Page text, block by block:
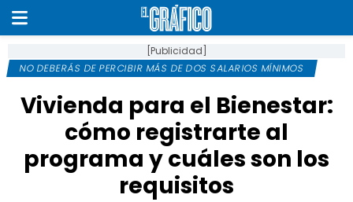
[Publicidad]
NO DEBERÁS DE PERCIBIR MÁS DE DOS SALARIOS MÍNIMOS
Vivienda para el Bienestar:
cómo registrarte al
programa y cuáles son los
requisitos